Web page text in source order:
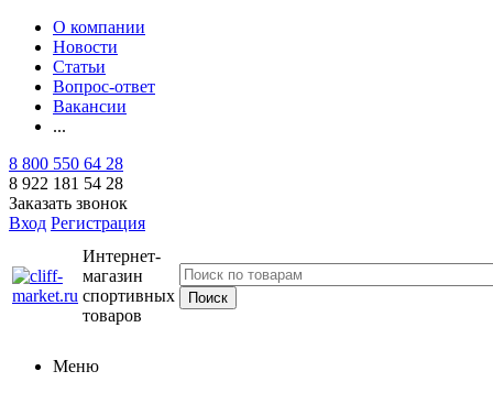
О компании
Новости
Статьи
Вопрос-ответ
Вакансии
...
8 800 550 64 28
8 922 181 54 28
Заказать звонок
Вход Регистрация
Интернет-
магазин
спортивных
товаров
Меню